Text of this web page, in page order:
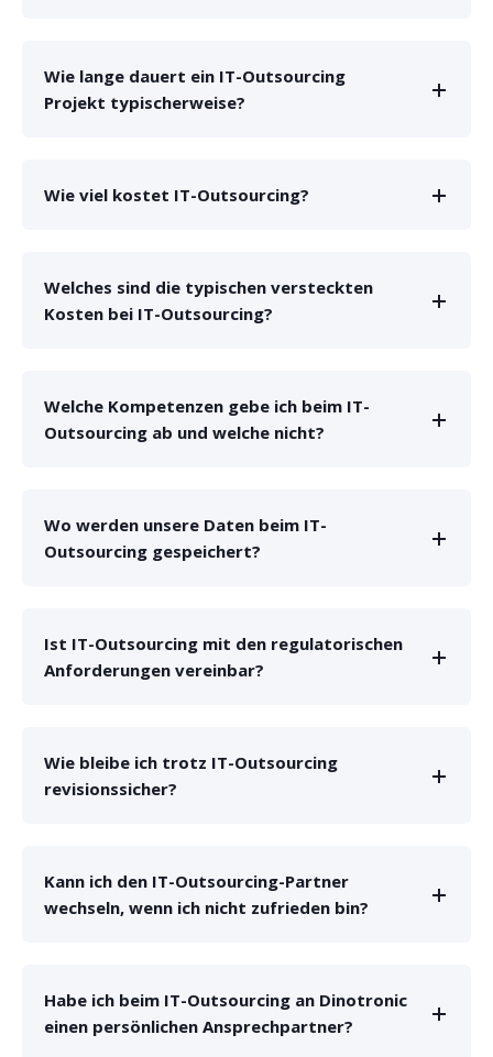
Wie lange dauert ein IT-Outsourcing
Projekt typischerweise?
Wie viel kostet IT-Outsourcing?
Welches sind die typischen versteckten
Kosten bei IT-Outsourcing?
Welche Kompetenzen gebe ich beim IT-
Outsourcing ab und welche nicht?
Wo werden unsere Daten beim IT-
Outsourcing gespeichert?
Ist IT-Outsourcing mit den regulatorischen
Anforderungen vereinbar?
Wie bleibe ich trotz IT-Outsourcing
revisionssicher?
Kann ich den IT-Outsourcing-Partner
wechseln, wenn ich nicht zufrieden bin?
Habe ich beim IT-Outsourcing an Dinotronic
einen persönlichen Ansprechpartner?